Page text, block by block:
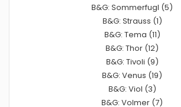
B&G: Sommerfugl (5)
B&G: Strauss (1)
B&G: Tema (11)
B&G: Thor (12)
B&G: Tivoli (9)
B&G: Venus (19)
B&G: Viol (3)
B&G: Volmer (7)